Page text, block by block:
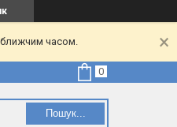
часом.
Пошук...